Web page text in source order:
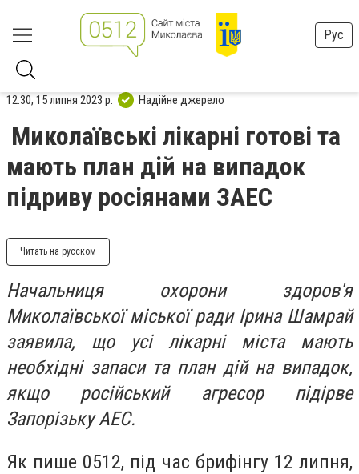
Рус
12:30, 15 липня 2023 р. Надійне джерело
Миколаївські лікарні готові та
мають план дій на випадок
підриву росіянами ЗАЕС
Читать на русском
Начальниця охорони здоров'я
Миколаївської міської ради Ірина Шамрай
заявила, що усі лікарні міста мають
необхідні запаси та план дій на випадок,
якщо російський агресор підірве
Запорізьку АЕС.
Як пише 0512, під час брифінгу 12 липня,